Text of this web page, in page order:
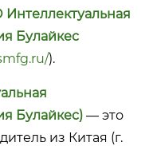
Булайкес
).
Булайкес) — это
из Китая (г.